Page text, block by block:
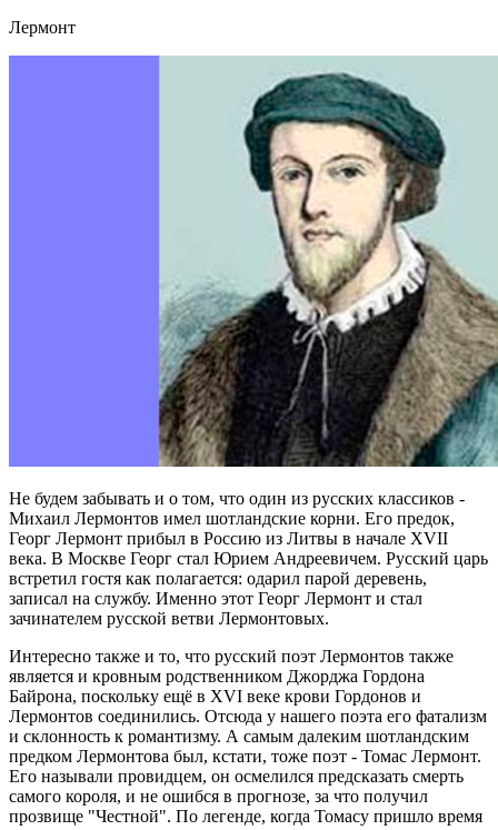
Лермонт
Не будем забывать и о том, что один из русских классиков -
Михаил Лермонтов имел шотландские корни. Его предок,
Георг Лермонт прибыл в Россию из Литвы в начале XVII
века. В Москве Георг стал Юрием Андреевичем. Русский царь
встретил гостя как полагается: одарил парой деревень,
записал на службу. Именно этот Георг Лермонт и стал
зачинателем русской ветви Лермонтовых.
Интересно также и то, что русский поэт Лермонтов также
является и кровным родственником Джорджа Гордона
Байрона, поскольку ещё в XVI веке крови Гордонов и
Лермонтов соединились. Отсюда у нашего поэта его фатализм
и склонность к романтизму. А самым далеким шотландским
предком Лермонтова был, кстати, тоже поэт - Томас Лермонт.
Его называли провидцем, он осмелился предсказать смерть
самого короля, и не ошибся в прогнозе, за что получил
прозвище "Честной". По легенде, когда Томасу пришло время